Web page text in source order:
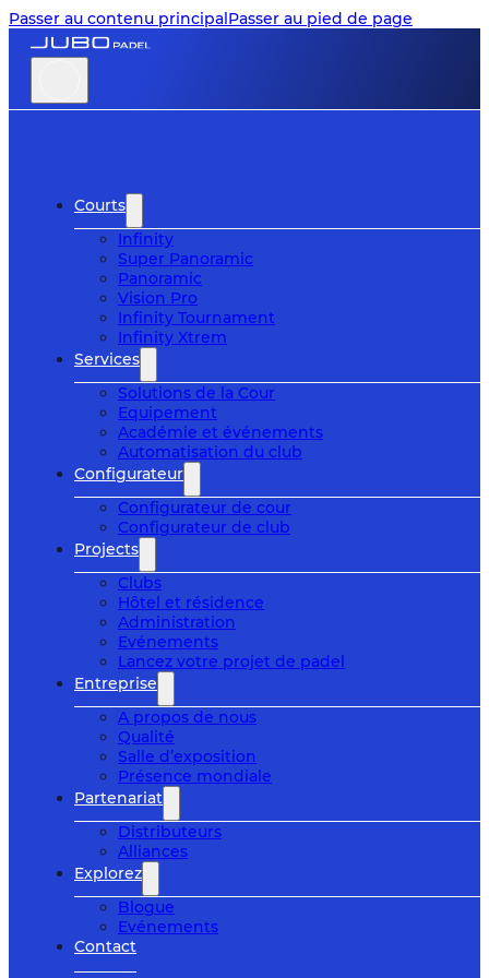
Passer au contenu principalPasser au pied de page
Courts
Infinity
Super Panoramic
Panoramic
Vision Pro
Infinity Tournament
Infinity Xtrem
Services
Solutions de la Cour
Equipement
Académie et événements
Automatisation du club
Configurateur
Configurateur de cour
Configurateur de club
Projects
Clubs
Hôtel et résidence
Administration
Evénements
Lancez votre projet de padel
Entreprise
A propos de nous
Qualité
Salle d’exposition
Présence mondiale
Partenariat
Distributeurs
Alliances
Explorez
Blogue
Evénements
Contact